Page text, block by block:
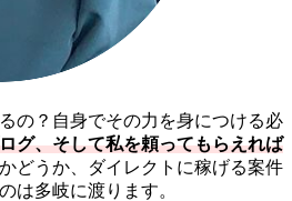
の？自身でその力を身につける必
グ、そして私を頼ってもらえれば
どうか、ダイレクトに稼げる案件
は多岐に渡ります。